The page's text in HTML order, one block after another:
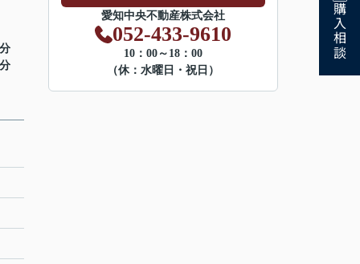
購入相談
愛知中央不動産株式会社
052-433-9610
10：00～18：00
（休：水曜日・祝日）